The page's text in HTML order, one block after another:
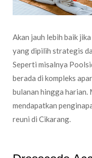
Akan jauh lebih baik
yang dipilih strategis
Seperti misalnya
berada di kompleks
bulanan hingga harian.
mendapatkan
reuni di Cikarang.